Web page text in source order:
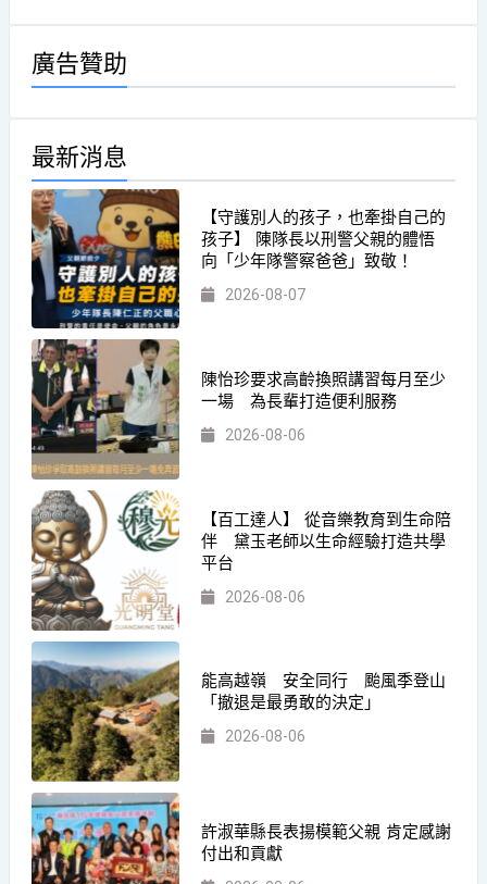
廣告贊助
最新消息
【守護別人的孩子，也牽掛自己的
孩子】 陳隊長以刑警父親的體悟
向「少年隊警察爸爸」致敬！
2026-08-07
陳怡珍要求高齡換照講習每月至少
一場 為長輩打造便利服務
2026-08-06
【百工達人】 從音樂教育到生命陪
伴 黛玉老師以生命經驗打造共學
平台
2026-08-06
能高越嶺 安全同行 颱風季登山
「撤退是最勇敢的決定」
2026-08-06
許淑華縣長表揚模範父親 肯定感謝
付出和貢獻